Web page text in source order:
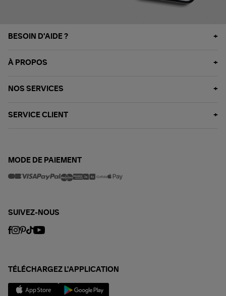
BESOIN D'AIDE ?
À PROPOS
NOS SERVICES
SERVICE CLIENT
MODE DE PAIEMENT
SUIVEZ-NOUS
TÉLÉCHARGEZ L'APPLICATION